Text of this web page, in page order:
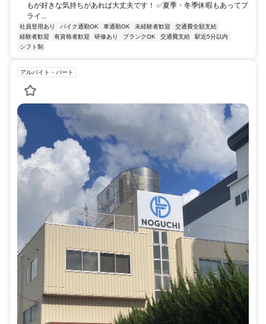
もが好きな気持ちがあれば大丈夫です！ ✅夏季・冬季休暇もあってプ
ライ...
社員登用あり バイク通勤OK 車通勤OK 未経験者歓迎
交通費全額支給
経験者歓迎
有資格者歓迎 研修あり ブランクOK 交通費支給
駅近5分以内
シフト制
アルバイト・パート